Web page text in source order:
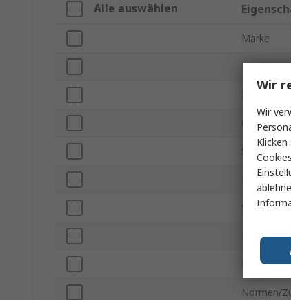
Alle auswählen
Marke
Produkt
Zur
Grifftype
Serie
Länge
Normen/
Wir
Wir